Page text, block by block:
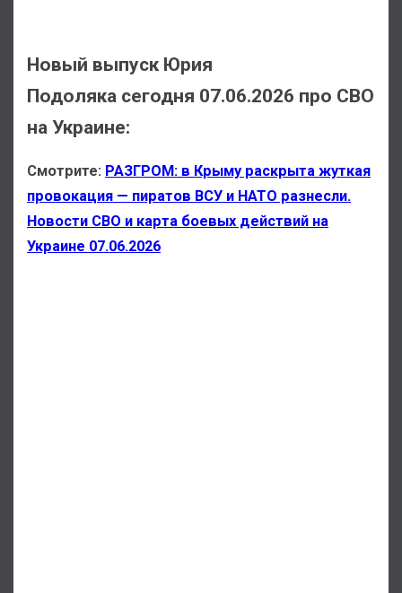
Новый выпуск Юрия
Подоляка сегодня 07.06.2026 про СВО
на Украине:
Смотрите: РАЗГРОМ: в Крыму раскрыта жуткая
провокация — пиратов ВСУ и НАТО разнесли.
Новости СВО и карта боевых действий на
Украине 07.06.2026